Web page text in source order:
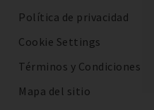
Política de privacidad
Cookie Settings
Términos y Condiciones
Mapa del sitio